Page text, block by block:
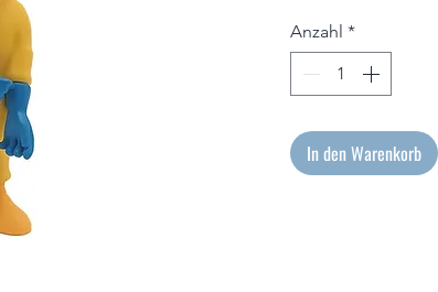
Anzahl *
In den Warenkorb